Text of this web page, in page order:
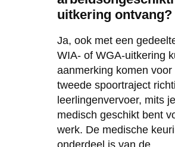
uitkering ontvang?
Ja, ook met een
WIA- of WGA-uitkering
aanmerking komen voor
tweede spoortraject
leerlingenvervoer, mits je
medisch geschikt bent
werk. De medische
onderdeel is van de